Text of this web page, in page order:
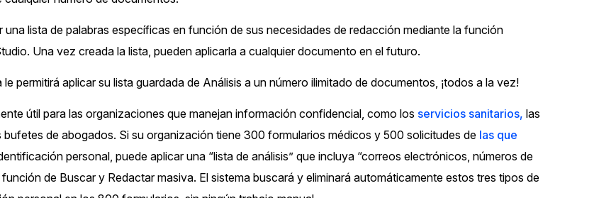
direcciones, SSN y más de miles
en Bulto
Use Redacción de Bulto para
Sector Jurídico
Servicios Financieros
Casinos
Medios de Comunicación y
Entretenimiento
sus necesidades de redacción
Centro de Ayuda
CaseGuard
Videoteca
Vea todo lo que puede hacer con
una lista de palabras específicas en función de sus necesidades de redacción mediante la función
Una vez creada la lista, pueden aplicarla a cualquier documento en el futuro.
permitirá aplicar su lista guardada de Análisis a un número ilimitado de documentos, ¡todos a la vez!
útil para las organizaciones que manejan información confidencial, como los servicios sanitarios, las
de abogados. Si su organización tiene 300 formularios médicos y 500 solicitudes de las que
personal, puede aplicar una “lista de análisis” que incluya “correos electrónicos, números de
de Buscar y Redactar masiva. El sistema buscará y eliminará automáticamente estos tres tipos de